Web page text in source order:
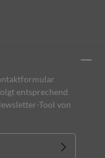
entsprechend
Tool von